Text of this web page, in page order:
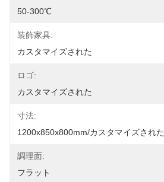
50-300℃
装飾家具:
カスタマイズされた
ロゴ:
カスタマイズされた
寸法:
1200x850x800mm/カスタマイズされた
調理面:
フラット